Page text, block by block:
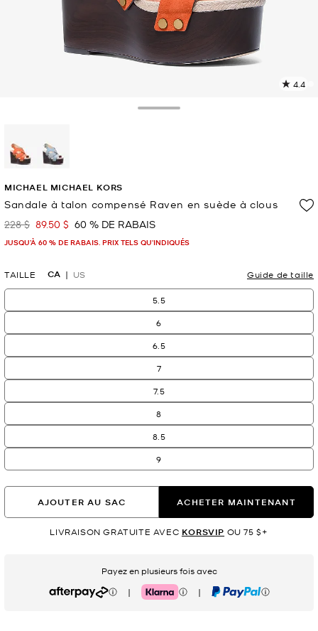
4.4
MICHAEL MICHAEL KORS
Sandale à talon compensé Raven en suède à clous
était
228 $ maintenant
89.50 $ 60 % DE RABAIS
JUSQU’À 60 % DE RABAIS. PRIX TELS QU'INDIQUÉS
TAILLE CA US Guide de taille
5.5
6
6.5
7
7.5
8
8.5
9
AJOUTER AU SAC ACHETER MAINTENANT
LIVRAISON GRATUITE AVEC KORSVIP OU 75 $+
Payez en plusieurs fois avec
Afterpay | Klarna | PayPal